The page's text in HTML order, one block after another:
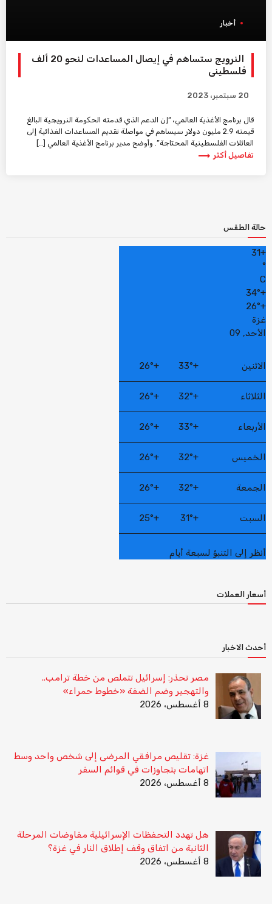
أخبار
النرويج ستساهم في إيصال المساعدات لنحو 20 ألف
فلسطيني
20 سبتمبر، 2023
قال برنامج الأغذية العالمي، “إن الدعم الذي قدمته الحكومة النرويجية البالغ
قيمته 2.9 مليون دولار سيساهم في مواصلة تقديم المساعدات الغذائية إلى
العائلات الفلسطينية المحتاجة”. وأوضح مدير برنامج الأغذية العالمي […]
تفاصيل أكثر trending_flat
حالة الطقس
+
31
°
C
+
34°
+
26°
غزة
الأحد, 09
الاثنين +
33°
+
26°
الثلاثاء +
32°
+
26°
الأربعاء +
33°
+
26°
الخميس +
32°
+
26°
الجمعة +
32°
+
26°
السبت +
31°
+
25°
أنظر إلى التنبؤ لسبعة أيام
أسعار العملات
أحدث الاخبار
مصر تحذر: إسرائيل تتملص من خطة ترامب..
والتهجير وضم الضفة «خطوط حمراء»
8 أغسطس، 2026
غزة: تقليص مرافقي المرضى إلى شخص واحد وسط
اتهامات بتجاوزات في قوائم السفر
8 أغسطس، 2026
هل تهدد التحفظات الإسرائيلية مفاوضات المرحلة
الثانية من اتفاق وقف إطلاق النار في غزة؟
8 أغسطس، 2026